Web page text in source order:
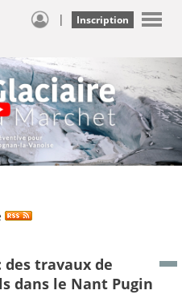
| Inscription
des travaux de
dans le Nant Pugin